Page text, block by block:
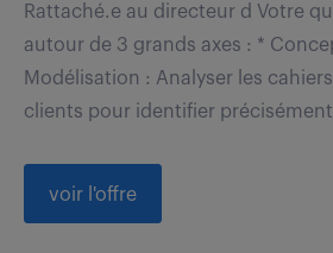
Rattaché.e au directeur d Votre
autour de 3 grands axes : *
Modélisation : Analyser les
clients pour identifier
voir l'offre